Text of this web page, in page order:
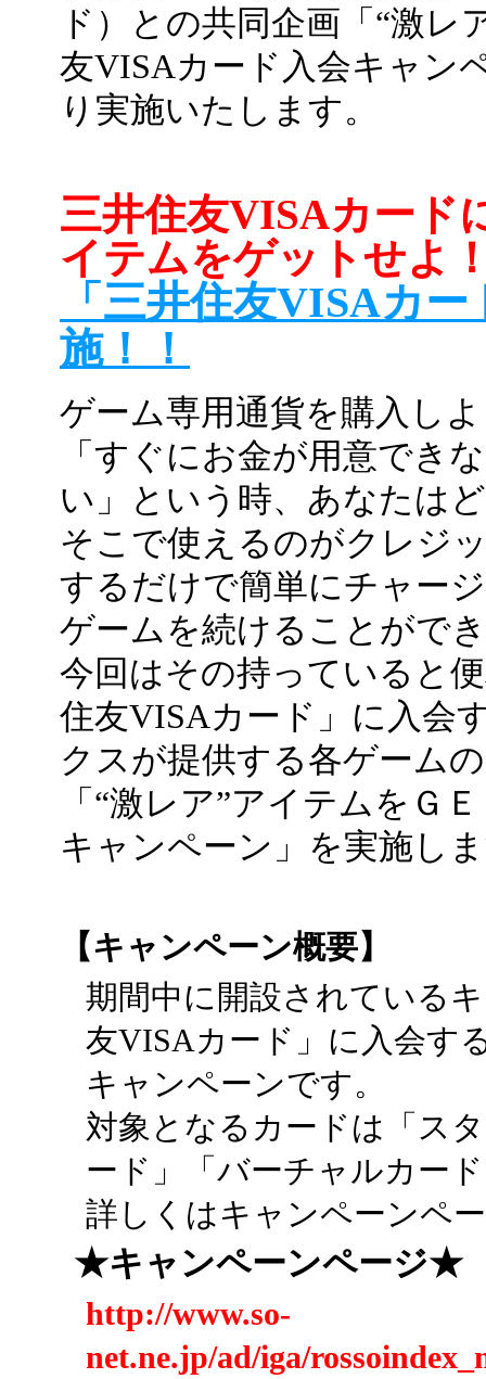
ド）との共同企画「“激レ
友VISAカード入会キャン
り実施いたします。
三井住友VISAカード
イテムをゲットせよ
「三井住友VISAカ
施！！
ゲーム専用通貨を購入し
「すぐにお金が用意でき
い」という時、あなたは
そこで使えるのがクレジ
するだけで簡単にチャー
ゲームを続けることがで
今回はその持っていると
住友VISAカード」に入会
クスが提供する各ゲーム
「“激レア”アイテムをＧ
キャンペーン」を実施し
【キャンペーン概要】
期間中に開設されている
友VISAカード」に入会す
キャンペーンです。
対象となるカードは「ス
ード」「バーチャルカー
詳しくはキャンペーンペ
★キャンペーンページ★
http://www.so-
net.ne.jp/ad/iga/